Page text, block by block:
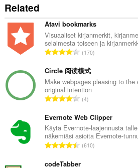
Related
Atavi bookmarks
Visuaaliset kirjanmerkit,
selaimesta toiseen ja
A
v
i
o
i
a
y
h
e
170
Circle 阅读模式
Make webpages pleasing to
original intention
A
v
i
o
i
4
Evernote Web Clipper
Käytä Evernote-laajennusta
näkemiäsi asioita Evernote-
A
v
610
codeTabber